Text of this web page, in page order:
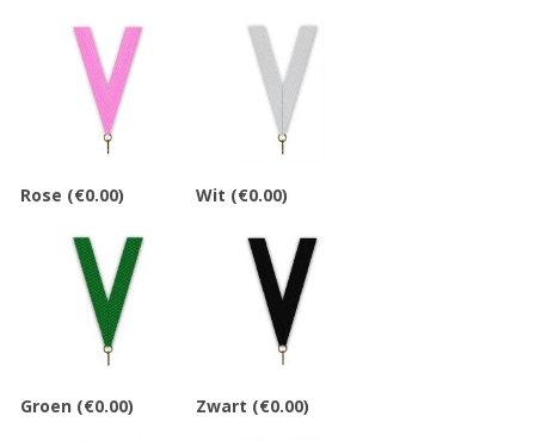
Rose (€0.00) Wit (€0.00)
Groen (€0.00) Zwart (€0.00)